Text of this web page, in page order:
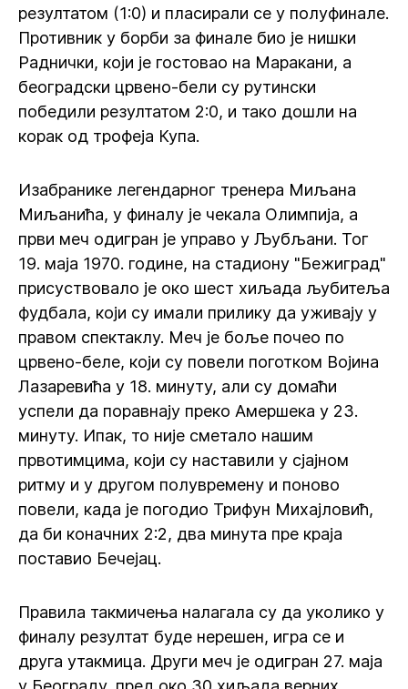
резултатом (1:0) и пласирали се у полуфинале.
Противник у борби за финале био је нишки
Раднички, који је гостовао на Маракани, а
београдски црвено-бели су рутински
победили резултатом 2:0, и тако дошли на
корак од трофеја Купа.
Изабранике легендарног тренера Миљана
Миљанића, у финалу је чекала Олимпија, а
први меч одигран је управо у Љубљани. Тог
19. маја 1970. године, на стадиону "Бежиград"
присуствовало је око шест хиљада љубитеља
фудбала, који су имали прилику да уживају у
правом спектаклу. Меч је боље почео по
црвено-беле, који су повели поготком Војина
Лазаревића у 18. минуту, али су домаћи
успели да поравнају преко Амершека у 23.
минуту. Ипак, то није сметало нашим
првотимцима, који су наставили у сјајном
ритму и у другом полувремену и поново
повели, када је погодио Трифун Михајловић,
да би коначних 2:2, два минута пре краја
поставио Бечејац.
Правила такмичења налагала су да уколико у
финалу резултат буде нерешен, игра се и
друга утакмица. Други меч је одигран 27. маја